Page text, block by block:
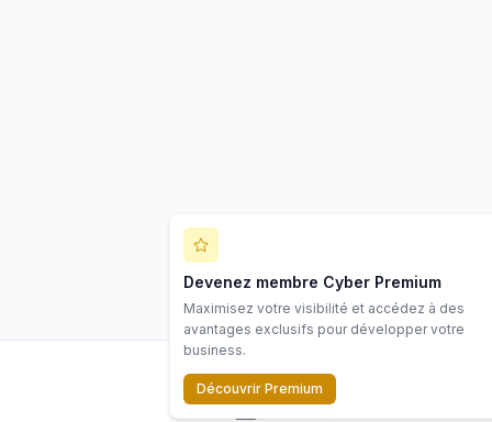
LinkedIn
Devenez membre Cyber Premium
Maximisez votre visibilité et accédez à des
avantages exclusifs pour développer votre
business.
Découvrir Premium